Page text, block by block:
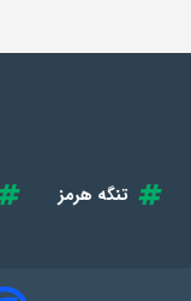
تنگه هرمز